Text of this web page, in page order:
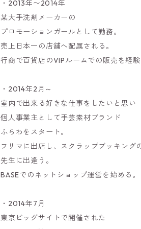
・2013年〜2014年
某大手洗剤メーカーの
プロモーションガールとして勤務。
売上日本一の店舗へ配属される。
行商で百貨店のVIPルームでの販売を経
・2014年2月～
室内で出来る好きな仕事をしたいと思い
個人事業主として手芸素材ブランド
ふらわをスタート。
フリマに出店し、スクラップブッキング
先生に出逢う。
BASEでのネットショップ運営を始める。
・2014年7月
東京ビッグサイトで開催された